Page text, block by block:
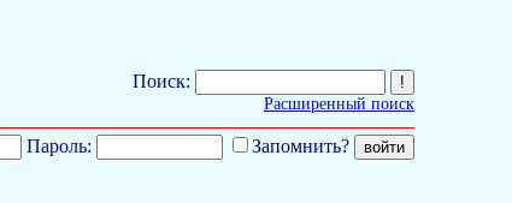
Поиск:
Расширенный поиск
Пароль: Запомнить?